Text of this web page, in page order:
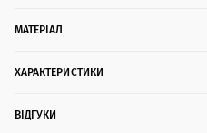
МАТЕРІАЛ
ХАРАКТЕРИСТИКИ
ВІДГУКИ